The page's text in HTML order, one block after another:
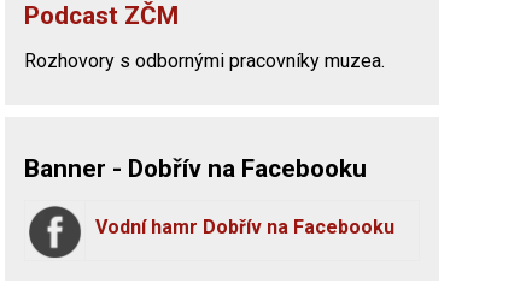
Podcast ZČM
Rozhovory s odbornými pracovníky muzea.
Banner - Dobřív na Facebooku
Vodní hamr Dobřív na Facebooku